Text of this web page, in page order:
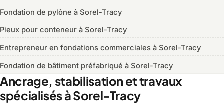
Fondation de pylône à Sorel-Tracy
Pieux pour conteneur à Sorel-Tracy
Entrepreneur en fondations commerciales à Sorel-Tracy
Fondation de bâtiment préfabriqué à Sorel-Tracy
Ancrage, stabilisation et travaux
spécialisés à Sorel-Tracy